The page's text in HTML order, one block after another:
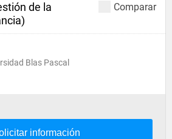
Comparar
de la
Blas Pascal
información